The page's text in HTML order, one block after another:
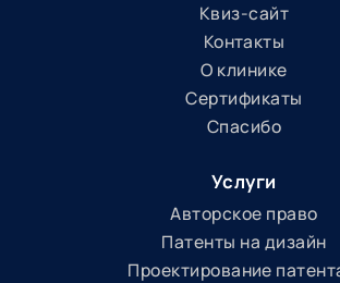
Квиз-сайт
Контакты
О клинике
Сертификаты
Спасибо
Услуги
Авторское право
Патенты на дизайн
Проектирование